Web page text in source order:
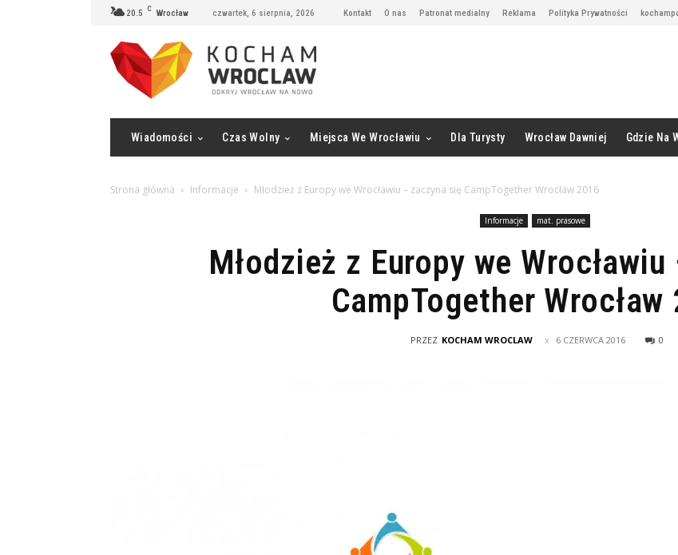
20.5 C Wrocław czwartek, 6 sierpnia, 2026 Kontakt O nas Patronat medialny Reklama Polityka Prywatności
Wiadomości Czas Wolny Miejsca We Wrocławiu Dla Turysty Wrocław Dawniej Gdzie Na
Strona główna Informacje Młodzież z Europy we Wrocławiu – zaczyna się CampTogether Wrocław 2016
Informacje mat. prasowe
Młodzież z Europy we
CampTogether Wrocław
PRZEZ KOCHAM WROCLAW 6 CZERWCA 2016 0